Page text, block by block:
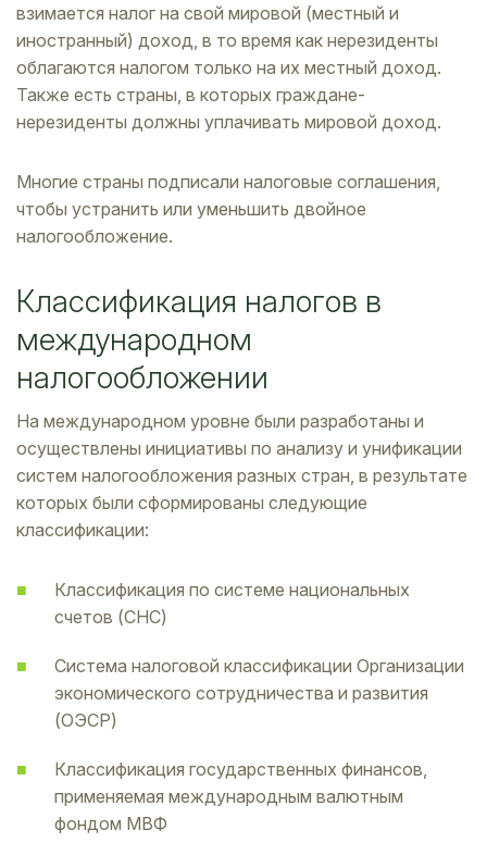
взимается налог на свой мировой (местный и
иностранный) доход, в то время как нерезиденты
облагаются налогом только на их местный доход.
Также есть страны, в которых граждане-
нерезиденты должны уплачивать мировой доход.
Многие страны подписали налоговые соглашения,
чтобы устранить или уменьшить двойное
налогообложение.
Классификация налогов в
международном
налогообложении
На международном уровне были разработаны и
осуществлены инициативы по анализу и унификации
систем налогообложения разных стран, в результате
которых были сформированы следующие
классификации:
Классификация по системе национальных
счетов (СНС)
Система налоговой классификации Организации
экономического сотрудничества и развития
(ОЭСР)
Классификация государственных финансов,
применяемая международным валютным
фондом МВФ